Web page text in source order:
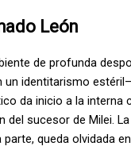
León
de profunda
un identitarismo
da inicio a la interna
del sucesor de Milei.
queda olvidada